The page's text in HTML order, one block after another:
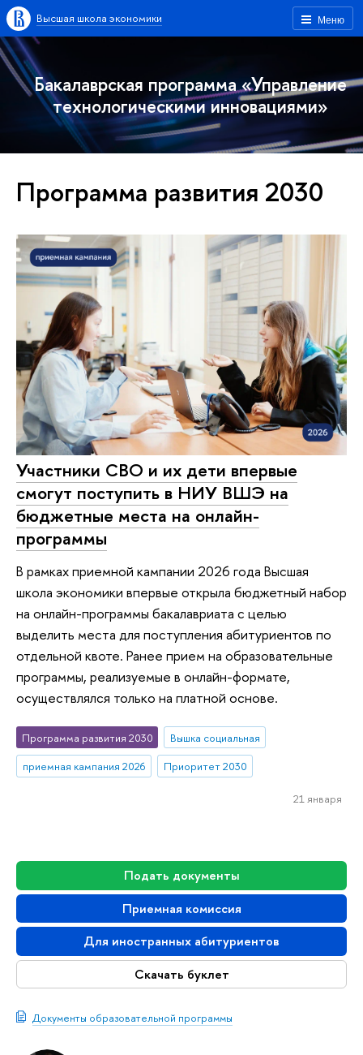
Меню
Высшая школа экономики
Бакалаврская программа «Управление
технологическими инновациями»
Подать документы
Приемная комиссия
Для иностранных абитуриентов
Скачать буклет
Документы образовательной программы
Программа развития 2030
Участники СВО и их дети впервые
смогут поступить в НИУ ВШЭ на
бюджетные места на онлайн-
программы
В рамках приемной кампании 2026 года Высшая
школа экономики впервые открыла бюджетный набор
на онлайн-программы бакалавриата с целью
выделить места для поступления абитуриентов по
отдельной квоте. Ранее прием на образовательные
программы, реализуемые в онлайн-формате,
осуществлялся только на платной основе.
Программа развития 2030
Вышка социальная
приемная кампания 2026
Приоритет 2030
21 января